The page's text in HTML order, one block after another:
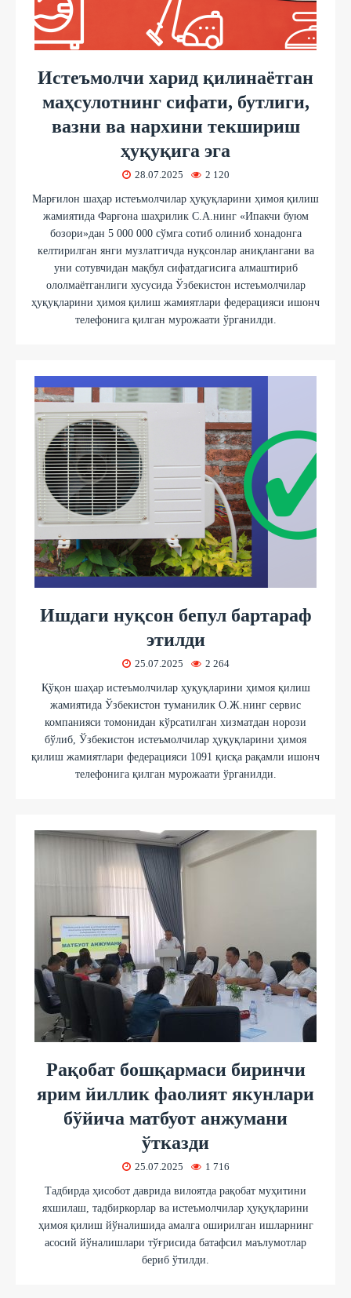
Истеъмолчи харид қилинаётган
маҳсулотнинг сифати, бутлиги,
вазни ва нархини текшириш
ҳуқуқига эга
28.07.2025 2 120
Марғилон шаҳар истеъмолчилар ҳуқуқларини ҳимоя қилиш
жамиятида Фарғона шаҳрилик С.А.нинг «Ипакчи буюм
бозори»дан 5 000 000 сўмга сотиб олиниб хонадонга
келтирилган янги музлатгичда нуқсонлар аниқлангани ва
уни сотувчидан мақбул сифатдагисига алмаштириб
ололмаётганлиги хусусида Ўзбекистон истеъмолчилар
ҳуқуқларини ҳимоя қилиш жамиятлари федерацияси ишонч
телефонига қилган мурожаати ўрганилди.
Ишдаги нуқсон бепул бартараф
этилди
25.07.2025 2 264
Қўқон шаҳар истеъмолчилар ҳуқуқларини ҳимоя қилиш
жамиятида Ўзбекистон туманилик О.Ж.нинг сервис
компанияси томонидан кўрсатилган хизматдан норози
бўлиб, Ўзбекистон истеъмолчилар ҳуқуқларини ҳимоя
қилиш жамиятлари федерацияси 1091 қисқа рақамли ишонч
телефонига қилган мурожаати ўрганилди.
Рақобат бошқармаси биринчи
ярим йиллик фаолият якунлари
бўйича матбуот анжумани
ўтказди
25.07.2025 1 716
Тадбирда ҳисобот даврида вилоятда рақобат муҳитини
яхшилаш, тадбиркорлар ва истеъмолчилар ҳуқуқларини
ҳимоя қилиш йўналишида амалга оширилган ишларнинг
асосий йўналишлари тўғрисида батафсил маълумотлар
бериб ўтилди.